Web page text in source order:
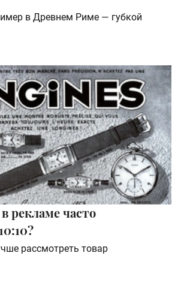
в Древнем Риме — губкой
рекламе часто
рассмотреть товар